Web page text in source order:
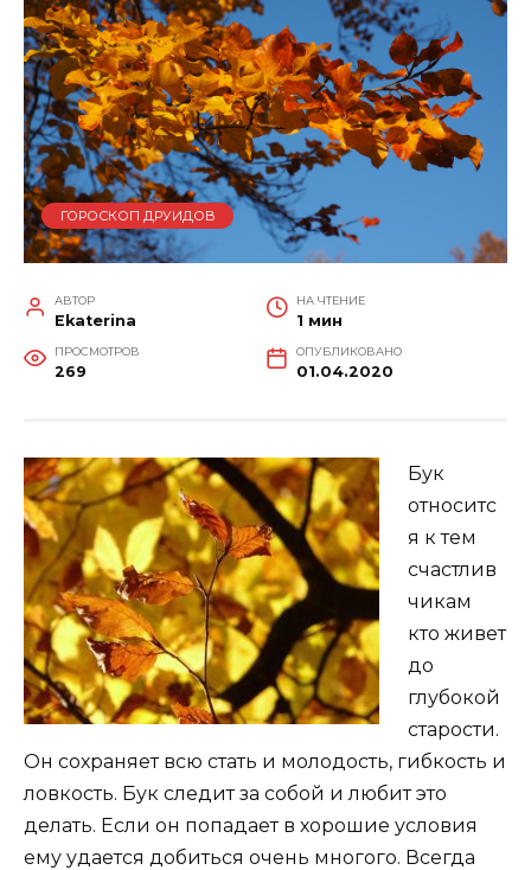
ГОРОСКОП ДРУИДОВ
АВТОР
Ekaterina
НА ЧТЕНИЕ
1 мин
ПРОСМОТРОВ
269
ОПУБЛИКОВАНО
01.04.2020
Бук
относитс
я к тем
счастлив
чикам
кто живет
до
глубокой
старости.
Он сохраняет всю стать и молодость, гибкость и
ловкость. Бук следит за собой и любит это
делать. Если он попадает в хорошие условия
ему удается добиться очень многого. Всегда